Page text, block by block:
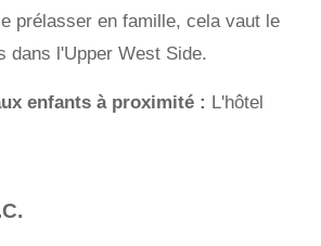
prélasser en famille, cela vaut le
dans l'Upper West Side.
enfants à proximité : L'hôtel